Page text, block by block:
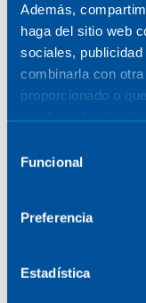
Además,
haga del sitio web
sociales,
combinarla con
proporcionado o
Funcional
Preferencia
Estadística